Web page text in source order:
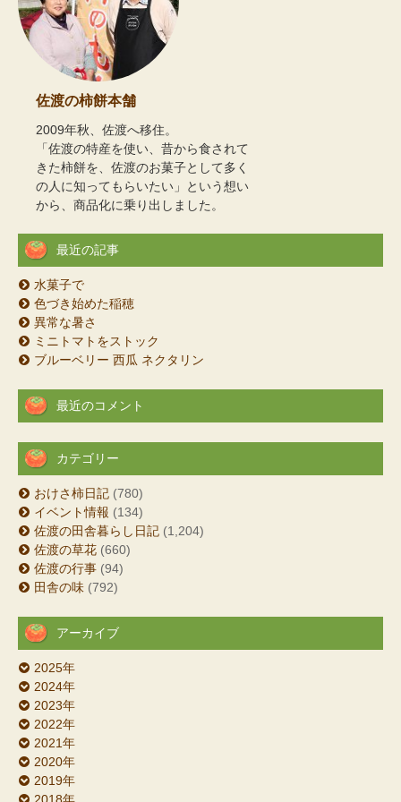
佐渡の柿餅本舗
2009年秋、佐渡へ移住。
「佐渡の特産を使い、昔から食されて
きた柿餅を、佐渡のお菓子として多く
の人に知ってもらいたい」という想い
から、商品化に乗り出しました。
最近の記事
水菓子で
色づき始めた稲穂
異常な暑さ
ミニトマトをストック
ブルーベリー 西瓜 ネクタリン
最近のコメント
カテゴリー
おけさ柿日記 (780)
イベント情報 (134)
佐渡の田舎暮らし日記 (1,204)
佐渡の草花 (660)
佐渡の行事 (94)
田舎の味 (792)
アーカイブ
2025年
2024年
2023年
2022年
2021年
2020年
2019年
2018年